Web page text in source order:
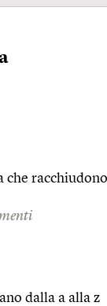
che
dalla a alla z